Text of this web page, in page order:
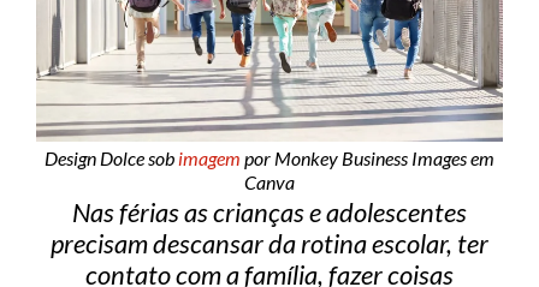
Design Dolce sob imagem por Monkey Business Images em
Canva
Nas férias as crianças e adolescentes
precisam descansar da rotina escolar, ter
contato com a família, fazer coisas